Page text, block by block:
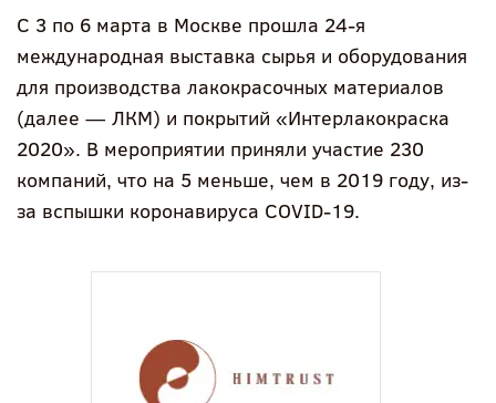
С 3 по 6 марта в Москве прошла 24-я
международная выставка сырья и оборудования
для производства лакокрасочных материалов
(далее — ЛКМ) и покрытий «Интерлакокраска
2020». В мероприятии приняли участие 230
компаний, что на 5 меньше, чем в 2019 году, из-
за вспышки коронавируса COVID-19.